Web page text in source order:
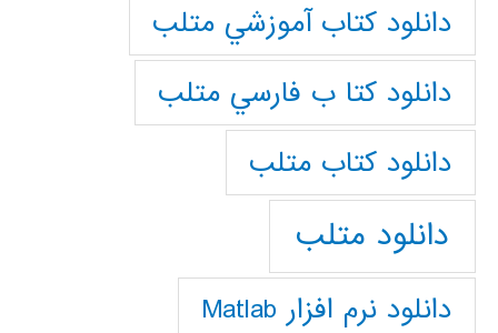
دانلود كتاب آموزشي متلب
دانلود كتا ب فارسي متلب
دانلود كتاب متلب
دانلود متلب
دانلود نرم افزار Matlab